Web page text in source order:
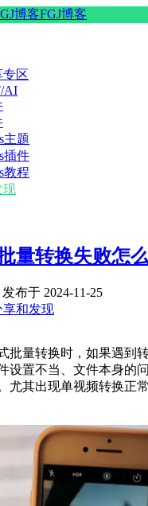
FGJ博客
专区
AI
主题
插件
教程
现
量转换失败怎
布于 2024-11-25
享和发现
批量转换时，如果遇到
设置不当、文件本身的
尤其出现单视频转换正